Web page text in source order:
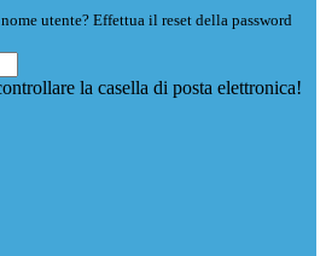
utente? Effettua il reset della password
la casella di posta elettronica!